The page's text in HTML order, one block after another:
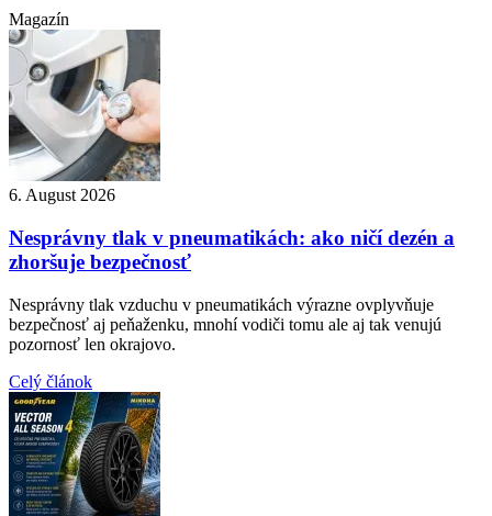
Magazín
6. August 2026
Nesprávny tlak v pneumatikách: ako ničí dezén a
zhoršuje bezpečnosť
Nesprávny tlak vzduchu v pneumatikách výrazne ovplyvňuje
bezpečnosť aj peňaženku, mnohí vodiči tomu ale aj tak venujú
pozornosť len okrajovo.
Celý článok